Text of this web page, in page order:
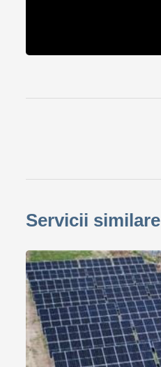
Servicii similare